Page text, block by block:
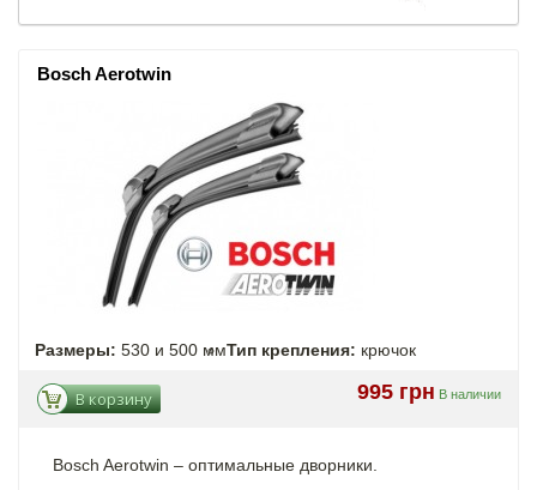
Bosch Aerotwin
Размеры: 530 и 500 ммТип крепления: крючок
995 грн В наличии
В корзину
Bosch Aerotwin – оптимальные дворники.